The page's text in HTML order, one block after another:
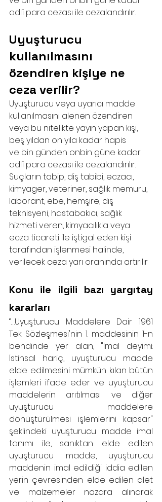
adlî para cezası ile cezalandırılır.
Uyuşturucu
kullanılmasını
özendiren kişiye ne
ceza verilir?
Uyuşturucu veya uyarıcı madde
kullanılmasını alenen özendiren
veya bu nitelikte yayın yapan kişi,
beş yıldan on yıla kadar hapis
ve bin günden onbin güne kadar
adlî para cezası ile cezalandırılır.
Suçların tabip, diş tabibi, eczacı,
kimyager, veteriner, sağlık memuru,
laborant, ebe, hemşire, diş
teknisyeni, hastabakıcı, sağlık
hizmeti veren, kimyacılıkla veya
ecza ticareti ile iştigal eden kişi
tarafından işlenmesi halinde,
verilecek ceza yarı oranında artırılır
Konu ile ilgili bazı yargıtay
kararları
‘’…Uyuşturucu Maddelere Dair 1961
Tek Sözleşmesi'nin 1. maddesinin 1-n
bendinde yer alan, "İmal deyimi:
İstihsal hariç, uyuşturucu madde
elde edilmesini mümkün kılan bütün
işlemleri ifade eder ve uyuşturucu
maddelerin arıtılması ve diğer
uyuşturucu maddelere
dönüştürülmesi işlemlerini kapsar"
şeklindeki uyuşturucu madde imal
tanımı ile, sanıktan elde edilen
uyuşturucu madde, uyuşturucu
maddenin imal edildiği iddia edilen
yerin çevresinden elde edilen alet
ve malzemeler nazara alınarak